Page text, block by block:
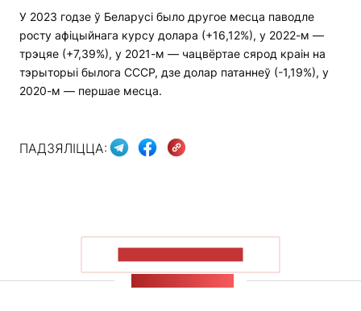
У 2023 годзе ў Беларусі было другое месца паводле
росту афіцыйнага курсу долара (+16,12%), у 2022-м —
трэцяе (+7,39%), у 2021-м — чацвёртае сярод краін на
тэрыторыі былога СССР, дзе долар патаннеў (-1,19%), у
2020-м — першае месца.
ПАДЗЯЛІЦЦА: